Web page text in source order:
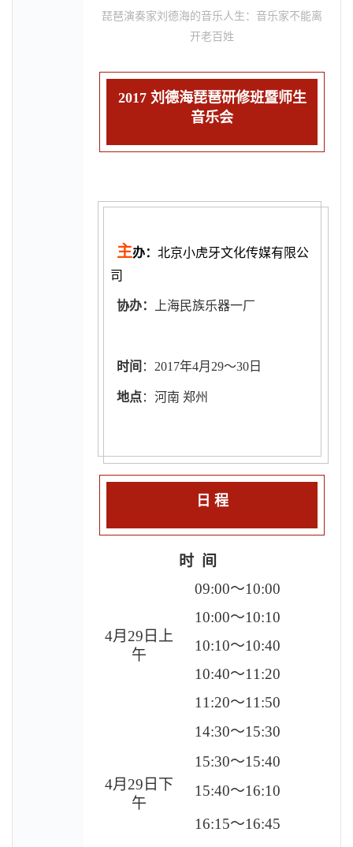
琵琶演奏家刘德海的音乐人生：音乐家不能离
开老百姓
2017 刘德海琵琶研修班暨师生
音乐会
主办： 北京小虎牙文化传媒有限公
司
协办： 上海民族乐器一厂
时间 ：2017年4月29～30日
地点：河南 郑州
日 程
时 间
4月29日上
午
09:00～10:00
10:00～10:10
10:10～10:40
10:40～11:20
11:20～11:50
4月29日下
午
14:30～15:30
15:30～15:40
15:40～16:10
16:15～16:45